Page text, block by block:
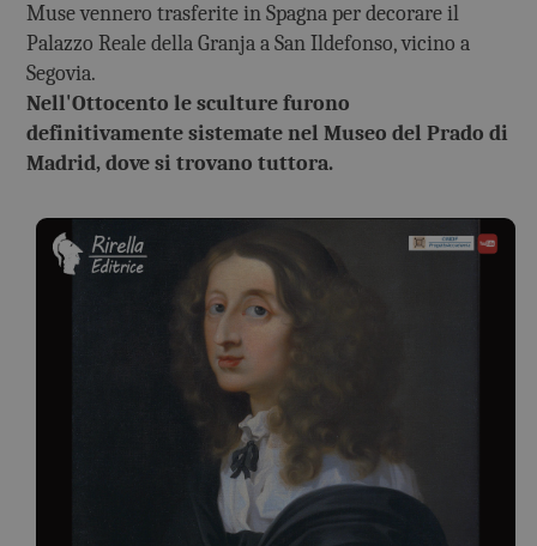
Muse vennero trasferite in Spagna per decorare il
Palazzo Reale della Granja a San Ildefonso, vicino a
Segovia.
Nell'Ottocento le sculture furono
definitivamente sistemate nel Museo del Prado di
Madrid, dove si trovano tuttora.